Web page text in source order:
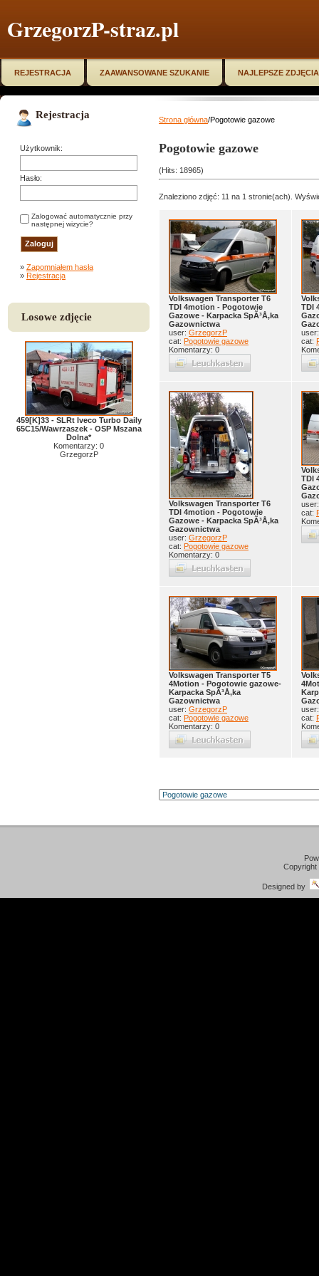
GrzegorzP-straz.pl
REJESTRACJA ZAAWANSOWANE SZUKANIE NAJLEPSZE ZDJĘCIA
Rejestracja
Użytkownik:
Hasło:
Zalogować automatycznie przy
następnej wizycie?
» Zapomniałem hasła
» Rejestracja
Losowe zdjęcie
459[K]33 - SLRt Iveco Turbo Daily
65C15/Wawrzaszek - OSP Mszana
Dolna*
Komentarzy: 0
GrzegorzP
Strona główna/Pogotowie gazowe
Pogotowie gazowe
(Hits: 18965)
Znaleziono zdjęć: 11 na 1 stronie(ach).
Volkswagen Transporter T6
TDI 4motion - Pogotowie
Gazowe - Karpacka SpÃ³Å‚ka
Gazownictwa
user: GrzegorzP
cat: Pogotowie gazowe
Komentarzy: 0
TDI
cat:
Volkswagen Transporter T6
TDI 4motion - Pogotowie
Gazowe - Karpacka SpÃ³Å‚ka
Gazownictwa
user: GrzegorzP
cat: Pogotowie gazowe
Komentarzy: 0
TDI
cat:
Volkswagen Transporter T5
4Motion - Pogotowie gazowe-
Karpacka SpÃ³Å‚ka
Gazownictwa
user: GrzegorzP
cat: Pogotowie gazowe
Komentarzy: 0
cat:
Designed by